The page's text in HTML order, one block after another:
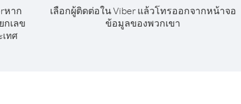
หาก
กเลข
เทศ
เลือกผู้ติดต่อใน Viber แล้วโทรออกจากหน้าจอ
ข้อมูลของพวกเขา